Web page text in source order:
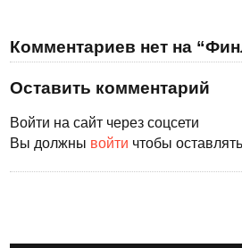
Комментариев нет на
Оставить комментарий
Войти на сайт через соцсети
Вы должны войти чтобы